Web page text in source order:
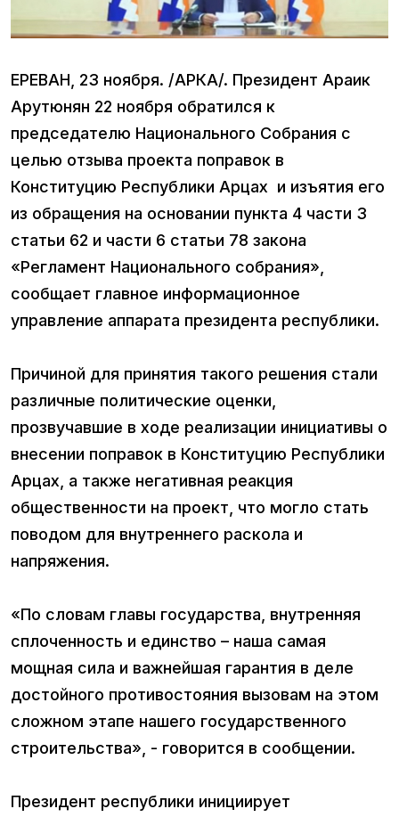
ЕРЕВАН, 23 ноября. /АРКА/. Президент Араик
Арутюнян 22 ноября обратился к
председателю Национального Собрания с
целью отзыва проекта поправок в
Конституцию Республики Арцах и изъятия его
из обращения на основании пункта 4 части 3
статьи 62 и части 6 статьи 78 закона
«Регламент Национального собрания»,
сообщает главное информационное
управление аппарата президента республики.
Причиной для принятия такого решения стали
различные политические оценки,
прозвучавшие в ходе реализации инициативы о
внесении поправок в Конституцию Республики
Арцах, а также негативная реакция
общественности на проект, что могло стать
поводом для внутреннего раскола и
напряжения.
«По словам главы государства, внутренняя
сплоченность и единство – наша самая
мощная сила и важнейшая гарантия в деле
достойного противостояния вызовам на этом
сложном этапе нашего государственного
строительства», - говорится в сообщении.
Президент республики инициирует